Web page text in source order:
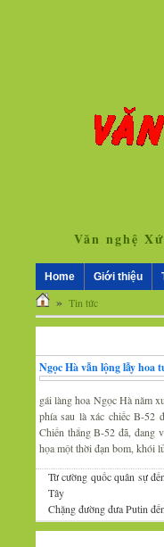
Văn nghệ
Home Giới thiệu
» Tin tức
Ngọc Hà vẫn lộng lẫy hoa
gái làng hoa Ngọc Hà năm
phía sau là xác chiếc B-52
Chiến thắng B-52 đã, đang
họa một thời đạn bom, khói
Từ cường quốc quân sự
Tây
Chặng đường đưa Putin